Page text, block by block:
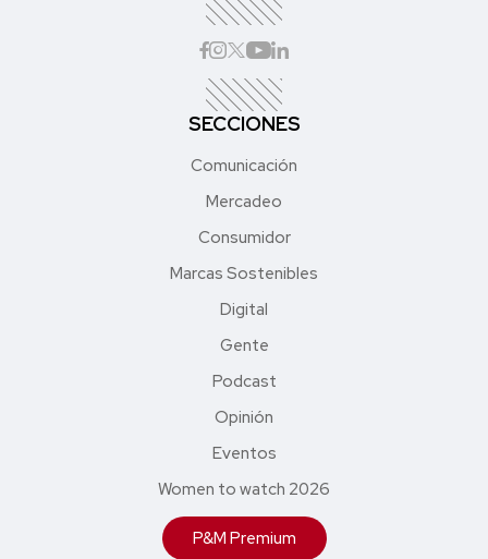
SECCIONES
Comunicación
Mercadeo
Consumidor
Marcas Sostenibles
Digital
Gente
Podcast
Opinión
Eventos
Women to watch 2026
P&M Premium